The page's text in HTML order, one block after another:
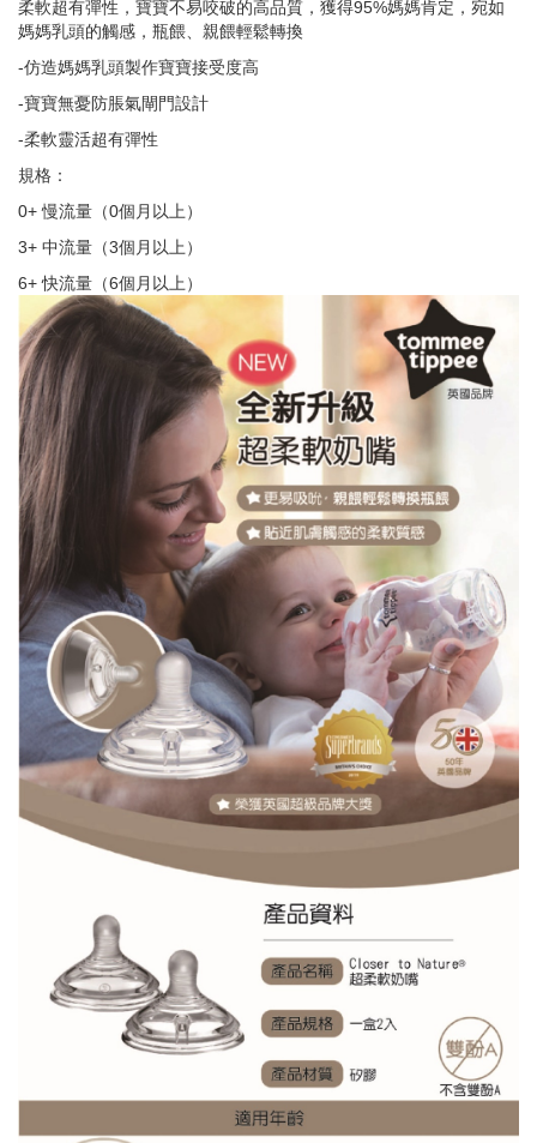
柔軟超有彈性，寶寶不易咬破的高品質，獲得95%媽媽肯定，宛如
媽媽乳頭的觸感，瓶餵、親餵輕鬆轉換
-仿造媽媽乳頭製作寶寶接受度高
-寶寶無憂防脹氣閘門設計
-柔軟靈活超有彈性
規格：
0+ 慢流量（0個月以上）
3+ 中流量（3個月以上）
6+ 快流量（6個月以上）